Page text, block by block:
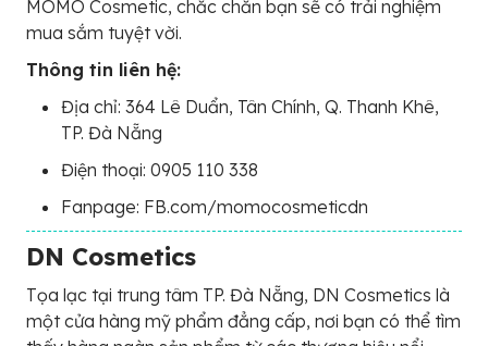
MOMO Cosmetic, chắc chắn bạn sẽ có trải nghiệm
mua sắm tuyệt vời.
Thông tin liên hệ:
Địa chỉ: 364 Lê Duẩn, Tân Chính, Q. Thanh Khê,
TP. Đà Nẵng
Điện thoại: 0905 110 338
Fanpage: FB.com/momocosmeticdn
DN Cosmetics
Tọa lạc tại trung tâm TP. Đà Nẵng, DN Cosmetics là
một cửa hàng mỹ phẩm đẳng cấp, nơi bạn có thể tìm